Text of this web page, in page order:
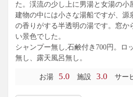
た。渓流の少し上に男湯と女湯の小
建物の中には小さな湯船ですが、源
の香りがする半透明の湯です。窓か
い景色でした。
シャンプー無し,石鹸付き700円。ロ
無し、露天風呂無し。
お湯 5.0 施設 3.0 サー